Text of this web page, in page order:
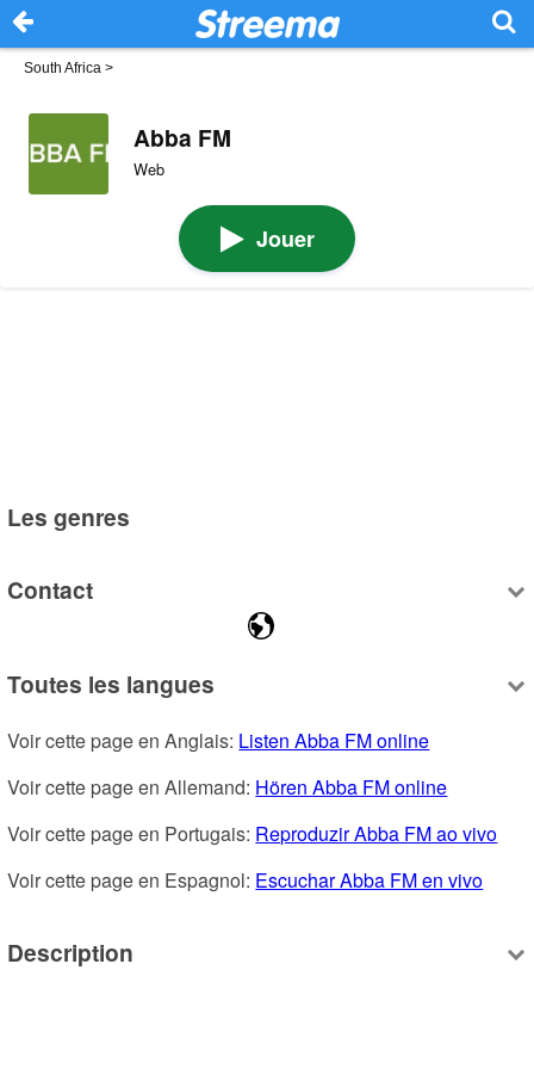
South Africa >
Abba FM
Web
Jouer
Les genres
Contact
Toutes les langues
Voir cette page en Anglais: Listen Abba FM online
Voir cette page en Allemand: Hören Abba FM online
Voir cette page en Portugais: Reproduzir Abba FM ao vivo
Voir cette page en Espagnol: Escuchar Abba FM en vivo
Description